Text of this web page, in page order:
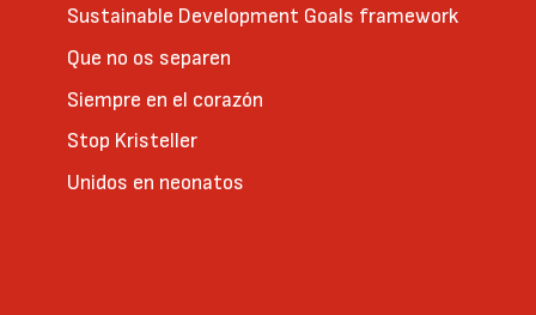
Sustainable Development Goals framework
Que no os separen
Siempre en el corazón
Stop Kristeller
Unidos en neonatos